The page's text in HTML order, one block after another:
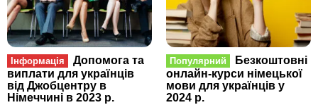
Інформація
Допомога та
виплати для українців
від Джобцентру в
Німеччині в 2023 р.
Популярний
Безкоштовні
онлайн-курси німецької
мови для українців у
2024 р.